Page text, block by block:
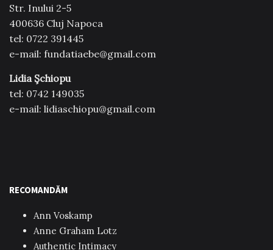
Str. Inului 2-5
400636 Cluj Napoca
tel: 0722 391445
e-mail: fundatiaebe@gmail.com
Lidia Şchiopu
tel: 0742 149035
e-mail: lidiaschiopu@gmail.com
RECOMANDĂM
Ann Voskamp
Anne Graham Lotz
Authentic Intimacy